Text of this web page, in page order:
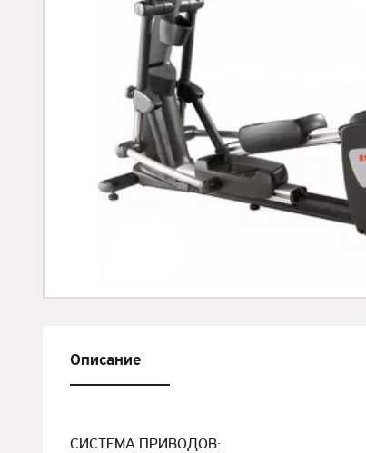
Описание
СИСТЕМА ПРИВОДОВ: